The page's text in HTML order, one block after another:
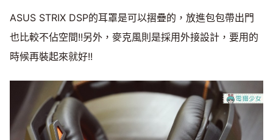
ASUS STRIX DSP的耳罩是可以摺疊的，放進包包帶出門
也比較不佔空間!!另外，麥克風則是採用外接設計，要用的
時候再裝起來就好!!